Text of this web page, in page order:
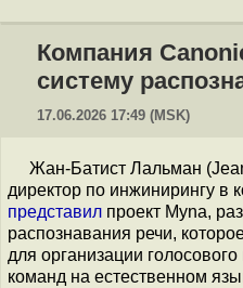
Компания
систему
17.06.2026 17:49 (MSK)
Жан-Батист Лальман
директор по инжинирингу в
представил проект Myna,
распознавания речи,
для организации
команд на естественном